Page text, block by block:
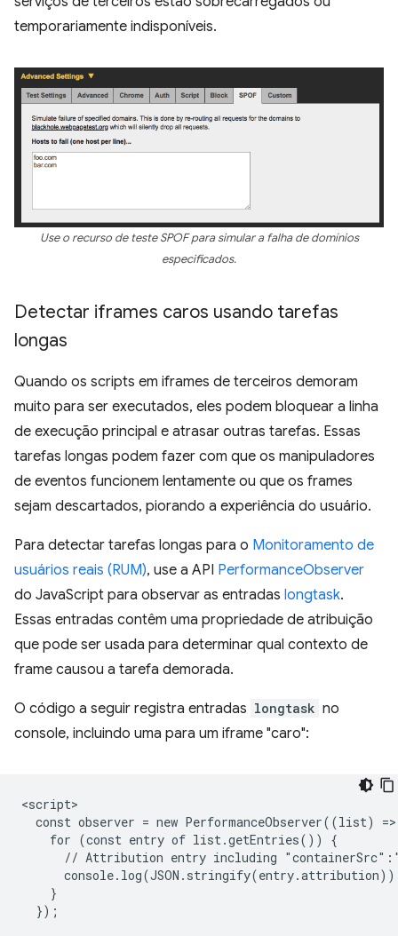
temporariamente indisponíveis.
Use o recurso de teste SPOF para simular a falha de domínios
especificados.
Detectar iframes caros usando tarefas
longas
Quando os scripts em iframes de terceiros demoram
muito para ser executados, eles podem bloquear a linha
de execução principal e atrasar outras tarefas. Essas
tarefas longas podem fazer com que os manipuladores
de eventos funcionem lentamente ou que os frames
sejam descartados, piorando a experiência do usuário.
Para detectar tarefas longas para o Monitoramento de
usuários reais (RUM), use a API PerformanceObserver
do JavaScript para observar as entradas longtask.
Essas entradas contêm uma propriedade de atribuição
que pode ser usada para determinar qual contexto de
frame causou a tarefa demorada.
O código a seguir registra entradas longtask no
console, incluindo uma para um iframe "caro":
<script>
const observer = new PerformanceObserver((list)
    for (const entry of list.getEntries()) {
// Attribution entry including
    }
  });